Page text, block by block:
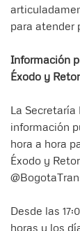
para atender
Información
Éxodo y
La
información
hora a hora
Éxodo y
Desde las
horas y los